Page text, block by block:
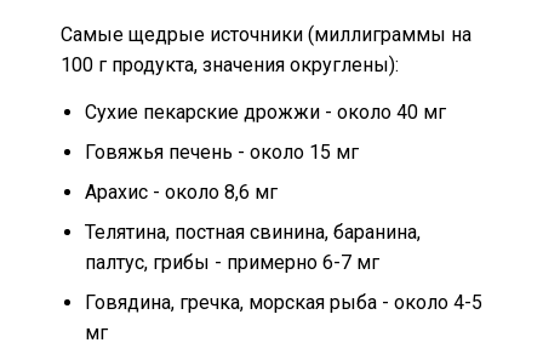
Самые щедрые источники (миллиграммы на
100 г продукта, значения округлены):
Сухие пекарские дрожжи - около 40 мг
Говяжья печень - около 15 мг
Арахис - около 8,6 мг
Телятина, постная свинина, баранина,
палтус, грибы - примерно 6-7 мг
Говядина, гречка, морская рыба - около 4-5
мг